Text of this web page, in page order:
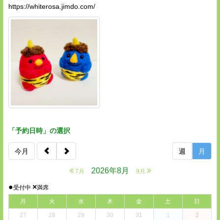
https://whiterosa.jimdo.com/
「予約日時」の選択
今月
7月 2026年8月 9月
週 月
●受付中 ×満席
月
火 水 木 金 土
日
27
28 29 30 31 1 2